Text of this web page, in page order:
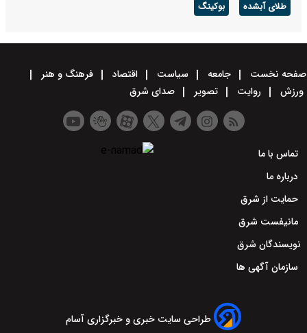
طلای آبشده بوکینگ
صفحه نخست جامعه سیاست اقتصاد
فرهنگ و هنر
ورزش
روایت تصویر صدای شرق
تماس با ما
درباره ما
حمایت از شرق
مانیفست شرق
نویسندگان شرق
سازمان آگهی ها
طراحی سایت خبری و خبرگزاری آسام